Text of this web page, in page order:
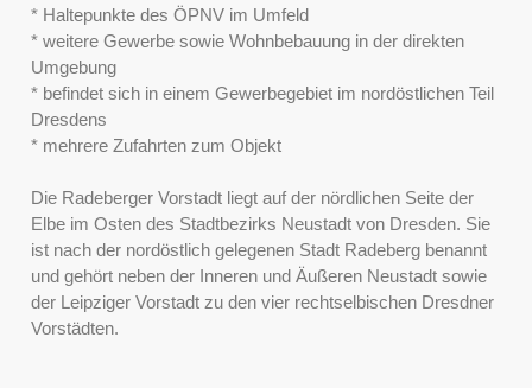
* Haltepunkte des ÖPNV im Umfeld
* weitere Gewerbe sowie Wohnbebauung in der direkten
Umgebung
* befindet sich in einem Gewerbegebiet im nordöstlichen Teil
Dresdens
* mehrere Zufahrten zum Objekt
Die Radeberger Vorstadt liegt auf der nördlichen Seite der
Elbe im Osten des Stadtbezirks Neustadt von Dresden. Sie
ist nach der nordöstlich gelegenen Stadt Radeberg benannt
und gehört neben der Inneren und Äußeren Neustadt sowie
der Leipziger Vorstadt zu den vier rechtselbischen Dresdner
Vorstädten.